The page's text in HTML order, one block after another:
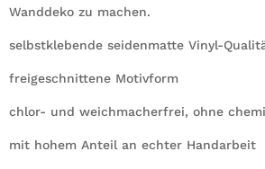
Wanddeko zu machen.
selbstklebende seidenmatte Vinyl-
freigeschnittene Motivform
chlor- und weichmacherfrei, ohne
mit hohem Anteil an echter Handarbeit